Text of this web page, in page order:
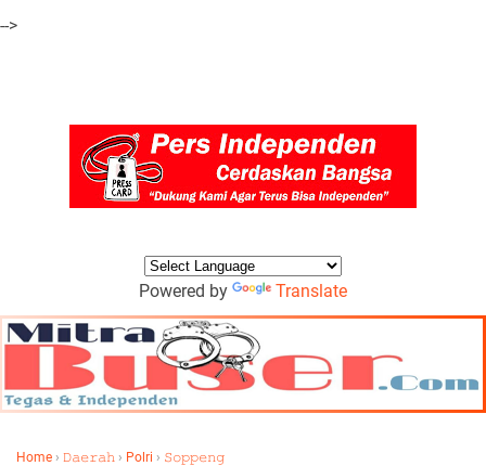
-->
Powered by Translate
Home › 𝙳𝚊𝚎𝚛𝚊𝚑 › Polri › 𝚂𝚘𝚙𝚙𝚎𝚗𝚐